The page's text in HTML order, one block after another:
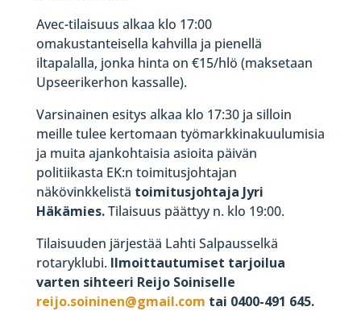
Avec-tilaisuus alkaa klo 17:00
omakustanteisella kahvilla ja pienellä
iltapalalla, jonka hinta on €15/hlö (maksetaan
Upseerikerhon kassalle).
Varsinainen esitys alkaa klo 17:30 ja silloin
meille tulee kertomaan työmarkkinakuulumisia
ja muita ajankohtaisia asioita päivän
politiikasta EK:n toimitusjohtajan
näkövinkkelistä toimitusjohtaja Jyri
Häkämies.Tilaisuus päättyy n. klo 19:00.
Tilaisuuden järjestää Lahti Salpausselkä
rotaryklubi. Ilmoittautumiset tarjoilua
varten sihteeri Reijo Soiniselle
reijo.soininen@gmail.com tai 0400-491 645.